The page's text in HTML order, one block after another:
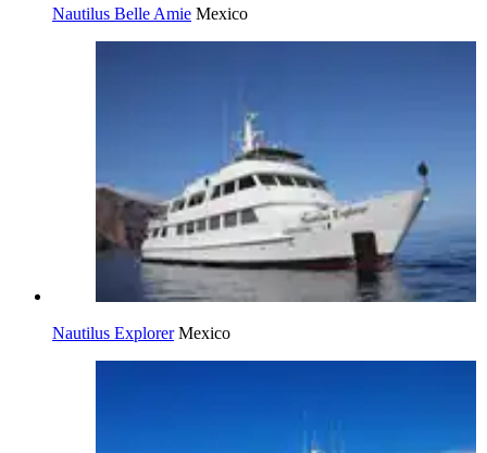
Nautilus Belle Amie Mexico
Nautilus Explorer Mexico